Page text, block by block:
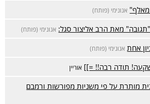
אנונימי (פותח)
"תגובה" מאת הרב אליצור סגל: אנונימי (פותח)
אחת אנונימי (פותח)
תודה רבה!! =]] אוריין
מותרת על פי משניות מפורשות ורמבם